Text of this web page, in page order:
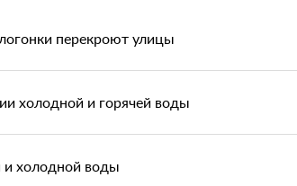
перекроют улицы
холодной и горячей воды
и холодной воды